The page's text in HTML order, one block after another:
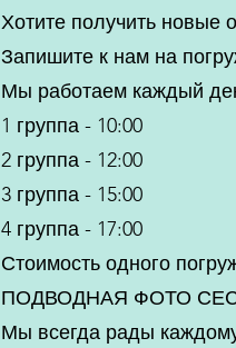
Хотите получить
Запишите к нам на
Мы работаем каждый
1 группа - 10:00
2 группа - 12:00
3 группа - 15:00
4 группа - 17:00
Стоимость одного
ПОДВОДНАЯ ФОТО
Мы всегда рады